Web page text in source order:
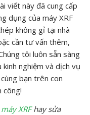
viết này đã cung cấp
dụng của máy XRF
không gỉ tại nhà
cần tư vấn thêm,
tôi luôn sẵn sàng
nghiệm và dịch vụ
bạn trên con
công!
XRFhay sửa